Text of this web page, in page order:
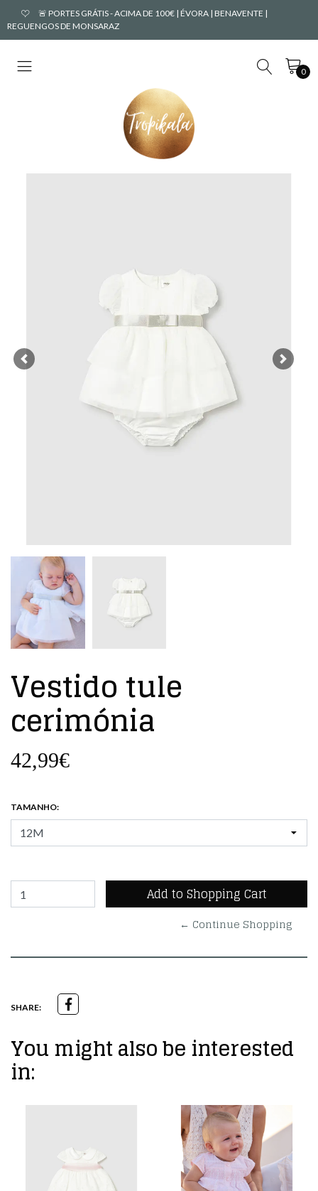
🚨 PORTES GRÁTIS - ACIMA DE 100€ | ÉVORA | BENAVENTE |
REGUENGOS DE MONSARAZ
0
Previous Next
Vestido tule
cerimónia
42,99€
TAMANHO:
← Continue Shopping
SHARE:
You might also be interested
in: